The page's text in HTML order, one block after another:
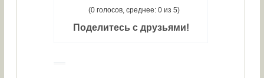
(0 голосов, среднее: 0 из 5)
Поделитесь с друзьями!